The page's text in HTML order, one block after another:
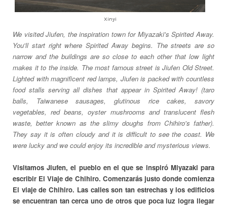
Xinyi
We visited Jiufen, the inspiration town for Miyazaki's Spirited Away.
You'll start right where Spirited Away begins. The streets are so
narrow and the buildings are so close to each other that low light
makes it to the inside. The most famous street is Jiufen Old Street.
Lighted with magnificent red lamps, Jiufen is packed with countless
food stalls serving all dishes that appear in Spirited Away! (taro
balls, Taiwanese sausages, glutinous rice cakes, savory
vegetables, red beans, oyster mushrooms and translucent flesh
waste, better known as the slimy doughs from Chihiro's father).
They say it is often cloudy and it is difficult to see the coast. We
were lucky and we could enjoy its incredible and mysterious views.
Visitamos Jiufen, el pueblo en el que se inspiró Miyazaki para
escribir El Viaje de Chihiro. Comenzarás justo donde comienza
El viaje de Chihiro. Las calles son tan estrechas y los edificios
se encuentran tan cerca uno de otros que poca luz logra llegar